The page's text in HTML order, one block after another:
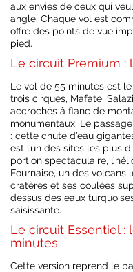
aux envies de ceux qui
angle. Chaque vol est
offre des points de vue
pied.
Le circuit Premium :
Le vol de 55 minutes est
trois cirques, Mafate,
accrochés à flanc de
monumentaux. Le
: cette chute d’eau
est l’un des sites les plus
portion spectaculaire,
Fournaise, un des volcans
cratères et ses coulées
dessus des eaux
saisissante.
Le circuit Essentiel :
minutes
Cette version reprend le